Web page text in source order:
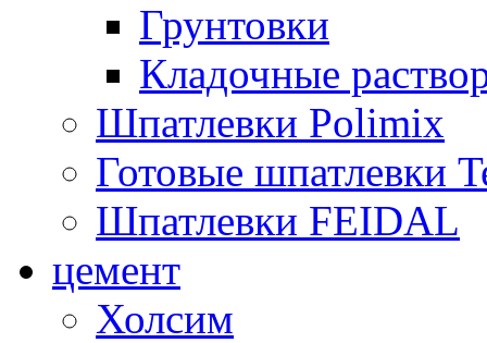
Грунтовки
Кладочные
Шпатлевки Polimix
Готовые шпатлевки
Шпатлевки FEIDAL
цемент
Холсим